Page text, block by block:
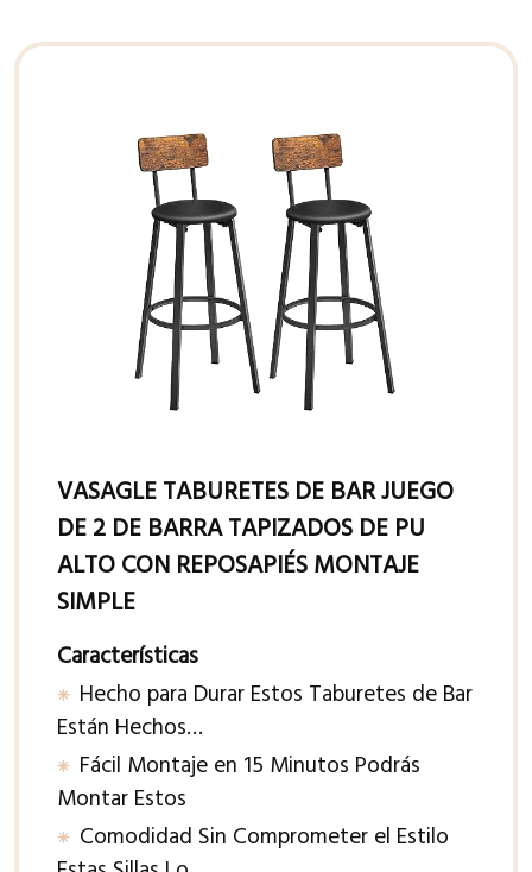
VASAGLE TABURETES DE BAR JUEGO
DE 2 DE BARRA TAPIZADOS DE PU
ALTO CON REPOSAPIÉS MONTAJE
SIMPLE
Características
Hecho para Durar Estos Taburetes de Bar
Están Hechos…
Fácil Montaje en 15 Minutos Podrás
Montar Estos
Comodidad Sin Comprometer el Estilo